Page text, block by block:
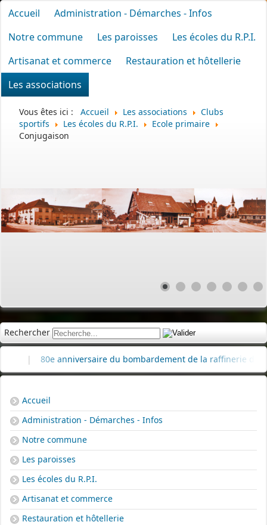
Accueil
Administration - Démarches - Infos
Notre commune
Les paroisses
Les écoles du R.P.I.
Artisanat et commerce
Restauration et hôtellerie
Les associations
Vous êtes ici : Accueil Les associations
Clubs
sportifs
Les écoles du R.P.I.
Ecole primaire
Conjugaison
Rechercher
80e anniversaire du bombardement de la raffinerie de pétrole
Accueil
Administration - Démarches - Infos
Notre commune
Les paroisses
Les écoles du R.P.I.
Artisanat et commerce
Restauration et hôtellerie